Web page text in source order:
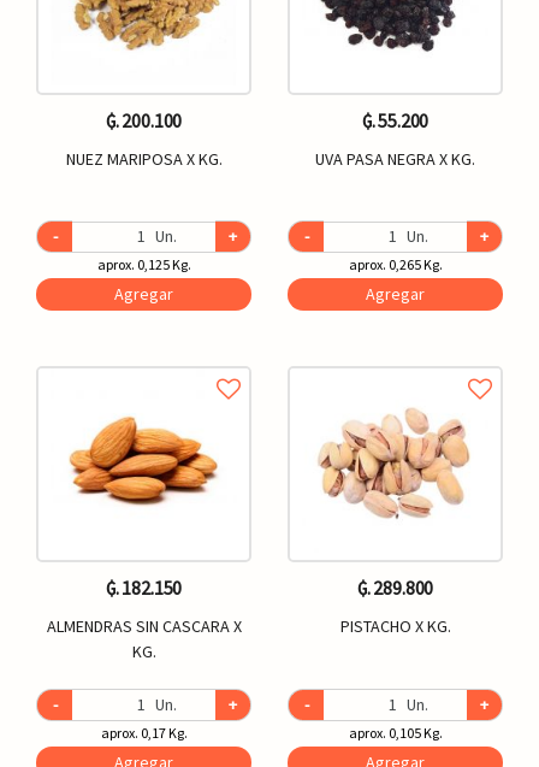
₲. 200.100
NUEZ MARIPOSA X KG.
- Un. +
aprox. 0,125 Kg.
Agregar
₲. 182.150
ALMENDRAS SIN CASCARA X
KG.
- Un. +
aprox. 0,17 Kg.
Agregar
₲. 55.200
UVA PASA NEGRA X KG.
- Un. +
aprox. 0,265 Kg.
Agregar
₲. 289.800
PISTACHO X KG.
- Un. +
aprox. 0,105 Kg.
Agregar